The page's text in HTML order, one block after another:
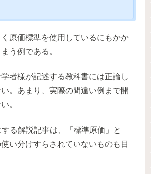
原価標準を使用しているにもかか
う例である。
者様が記述する教科書には正論し
。あまり、実際の間違い例まで開
。
る解説記事は、「標準原価」と
使い分けすらされていないものも目